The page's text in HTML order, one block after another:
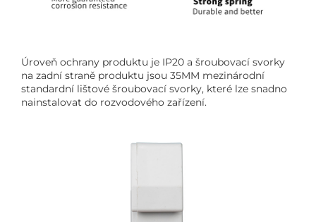
Úroveň ochrany produktu je IP20 a šroubovací svorky
na zadní straně produktu jsou 35MM mezinárodní
standardní lištové šroubovací svorky, které lze snadno
nainstalovat do rozvodového zařízení.